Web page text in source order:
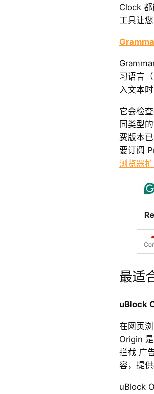
Clock
工具让
习语言
入文本
它会检
同类型
费版本
要订阅
浏览器
最适
uBlock
在网页
Origin
拦截 广
容，提
uBlock